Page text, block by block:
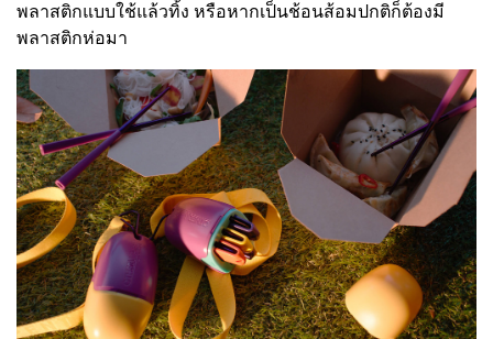
พลาสติกแบบใช้แล้วทิ้ง หรือหากเป็นช้อนส้อมปกติก็ต้องมี
พลาสติกห่อมา